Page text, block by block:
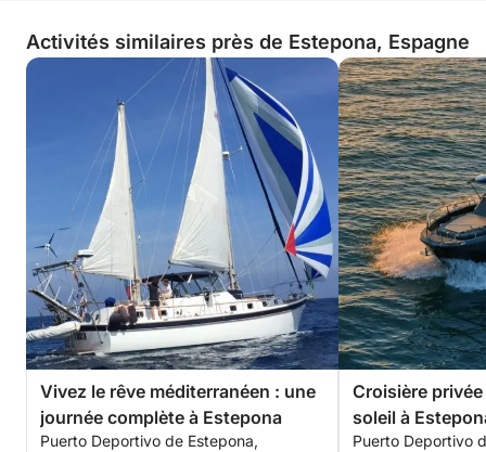
Activités similaires près de Estepona, Espagne
Vivez le rêve méditerranéen : une
journée complète à Estepona
Puerto Deportivo de Estepona,
Croisière
soleil à
Puerto Deportivo